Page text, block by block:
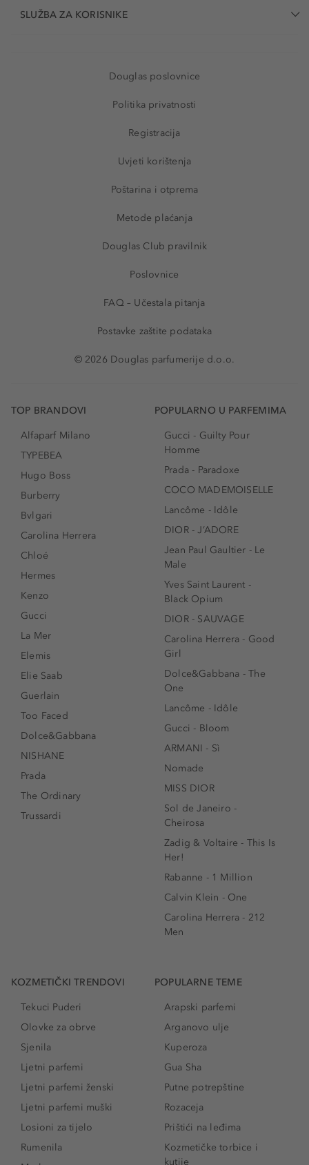
SLUŽBA ZA KORISNIKE
Douglas poslovnice
Politika privatnosti
Registracija
Uvjeti korištenja
Poštarina i otprema
Metode plaćanja
Douglas Club pravilnik
Poslovnice
FAQ – Učestala pitanja
Postavke zaštite podataka
© 2026 Douglas parfumerije d.o.o.
TOP BRANDOVI
Alfaparf Milano
TYPEBEA
Hugo Boss
Burberry
Bvlgari
Carolina Herrera
Chloé
Hermes
Kenzo
Gucci
La Mer
Elemis
Elie Saab
Guerlain
Too Faced
Dolce&Gabbana
NISHANE
Prada
The Ordinary
Trussardi
POPULARNO U PARFEMIMA
Gucci - Guilty Pour
Homme
Prada - Paradoxe
COCO MADEMOISELLE
Lancôme - Idôle
DIOR - J’ADORE
Jean Paul Gaultier - Le
Male
Yves Saint Laurent -
Black Opium
DIOR - SAUVAGE
Carolina Herrera - Good
Girl
Dolce&Gabbana - The
One
Lancôme - Idôle
Gucci - Bloom
ARMANI - Sì
Nomade
MISS DIOR
Sol de Janeiro -
Cheirosa
Zadig & Voltaire - This Is
Her!
Rabanne - 1 Million
Calvin Klein - One
Carolina Herrera - 212
Men
KOZMETIČKI TRENDOVI
Tekuci Puderi
Olovke za obrve
Sjenila
Ljetni parfemi
Ljetni parfemi ženski
Ljetni parfemi muški
Losioni za tijelo
Rumenila
POPULARNE TEME
Arapski parfemi
Arganovo ulje
Kuperoza
Gua Sha
Putne potrepštine
Rozaceja
Prištići na leđima
Kozmetičke torbice i
kutije